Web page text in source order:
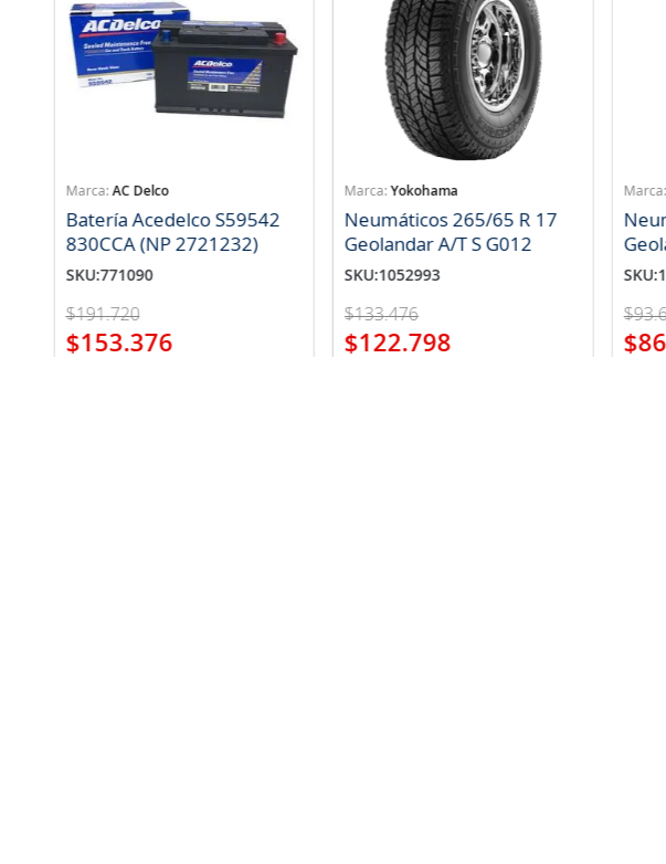
AC Delco
Batería Acedelco S59542
830CCA (NP 2721232)
SKU:771090
$191.720
$153.376
Yokohama
Neumáticos 265/65 R 17
Geolandar A/T S G012
SKU:1052993
$133.476
$122.798
SKU:
$93.
$86